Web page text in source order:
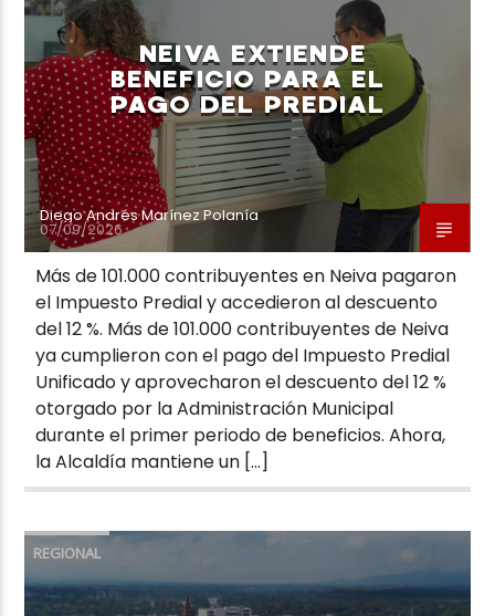
Neiva Estereo
NEIVA EXTIENDE
BENEFICIO PARA EL
PAGO DEL PREDIAL
Diego Andrés Marínez Polanía
07/09/2026
Más de 101.000 contribuyentes en Neiva pagaron
el Impuesto Predial y accedieron al descuento
del 12 %. Más de 101.000 contribuyentes de Neiva
ya cumplieron con el pago del Impuesto Predial
Unificado y aprovecharon el descuento del 12 %
otorgado por la Administración Municipal
durante el primer periodo de beneficios. Ahora,
la Alcaldía mantiene un […]
REGIONAL